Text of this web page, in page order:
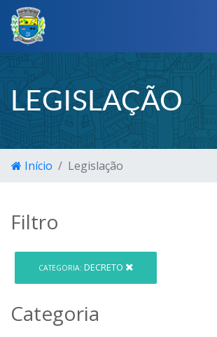
LEGISLAÇÃO
Início Legislação
Filtro
CATEGORIA: DECRETO
Categoria